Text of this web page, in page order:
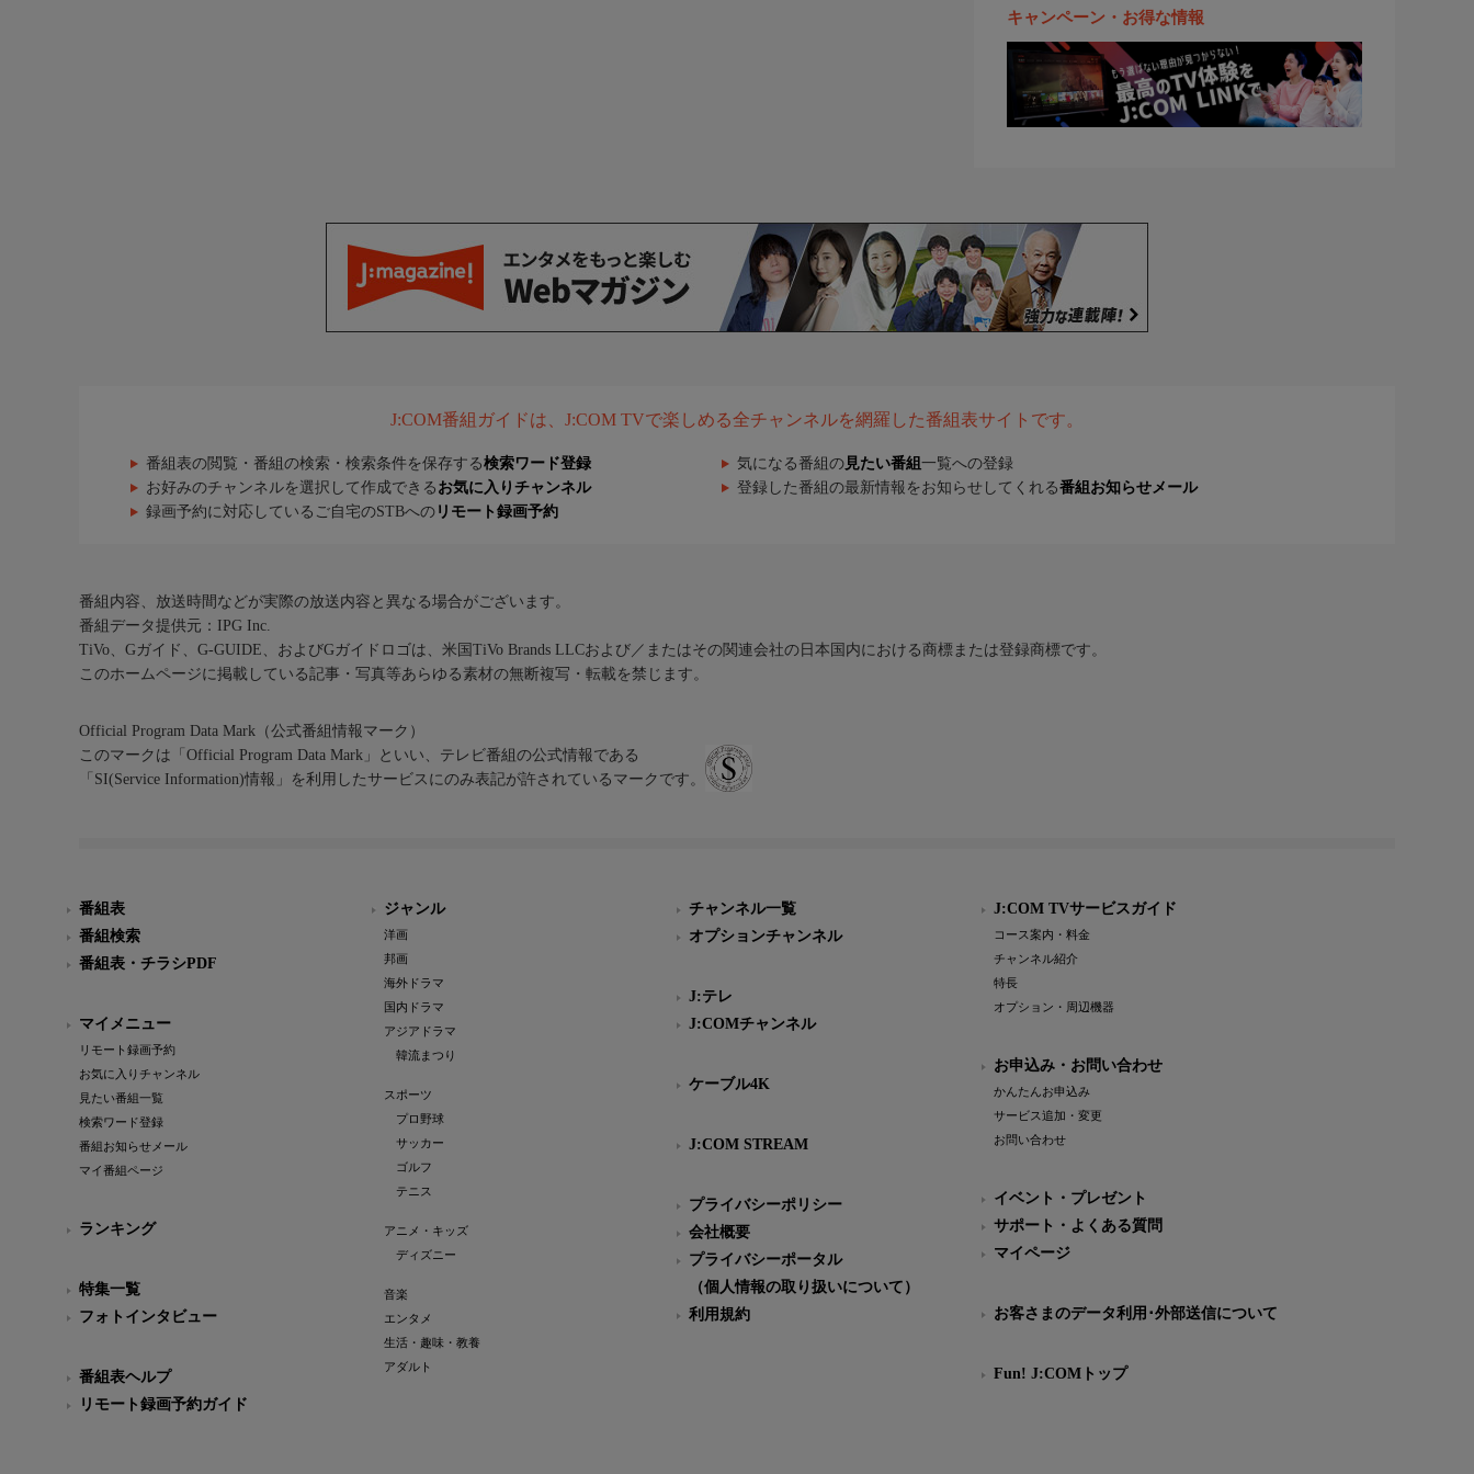
キャンペーン・お得な情報
J:COM番組ガイドは、J:COM TVで楽しめる全チャンネルを網羅した番組表サイトです。
番組表の閲覧・番組の検索・検索条件を保存する検索ワード登録 気になる番組の 見たい番組 一覧への登録
お好みのチャンネルを選択して作成できる お気に入りチャンネル 登録した番組の最新情報をお知らせしてくれる番組お知らせメール
録画予約に対応しているご自宅のSTBへの リモート録画予約
番組内容、放送時間などが実際の放送内容と異なる場合がございます。
番組データ提供元：IPG Inc.
TiVo、Gガイド、G-GUIDE、およびGガイドロゴは、米国TiVo Brands LLCおよび／またはその関連会社の日本国内における商標または登録商標です。
このホームページに掲載している記事・写真等あらゆる素材の無断複写・転載を禁じます。
Official Program Data Mark（公式番組情報マーク）
このマークは「Official Program Data Mark」といい、テレビ番組の公式情報である
「SI(Service Information)情報」を利用したサービスにのみ表記が許されているマークです。
番組表
番組検索
番組表・チラシPDF
マイメニュー
リモート録画予約
お気に入りチャンネル
見たい番組一覧
検索ワード登録
番組お知らせメール
マイ番組ページ
ランキング
特集一覧
フォトインタビュー
番組表ヘルプ
リモート録画予約ガイド
ジャンル
洋画
邦画
海外ドラマ
国内ドラマ
アジアドラマ
韓流まつり
スポーツ
プロ野球
サッカー
ゴルフ
テニス
アニメ・キッズ
ディズニー
音楽
エンタメ
生活・趣味・教養
アダルト
チャンネル一覧
オプションチャンネル
J:テレ
J:COMチャンネル
ケーブル4K
J:COM STREAM
プライバシーポリシー
会社概要
プライバシーポータル
（個人情報の取り扱いについて）
利用規約
J:COM TVサービスガイド
コース案内・料金
チャンネル紹介
特長
オプション・周辺機器
お申込み・お問い合わせ
かんたんお申込み
サービス追加・変更
お問い合わせ
イベント・プレゼント
サポート・よくある質問
マイページ
お客さまのデータ利用･外部送信について
Fun! J:COMトップ